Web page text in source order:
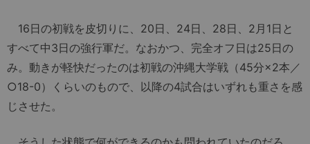
16日の初戦を皮切りに、20日、24日、28日、2月1日と
すべて中3日の強行軍だ。なおかつ、完全オフ日は25日の
み。動きが軽快だったのは初戦の沖縄大学戦（45分×2本／
○18-0）くらいのもので、以降の4試合はいずれも重さを感
じさせた。